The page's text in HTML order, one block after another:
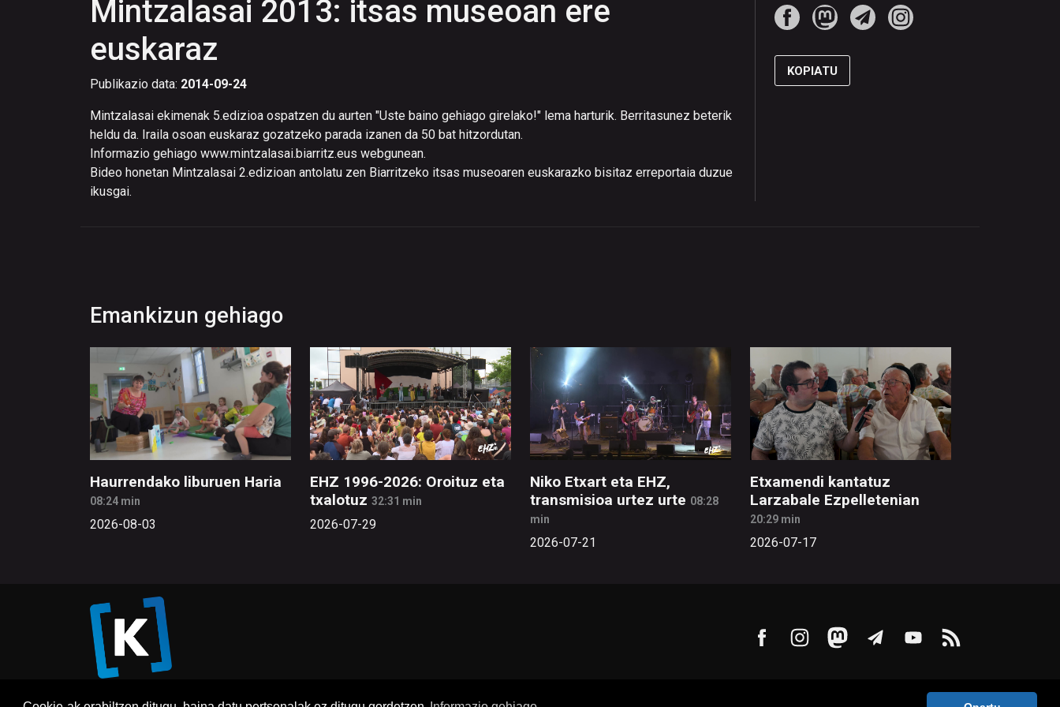
Mintzalasai 2013: itsas museoan ere
euskaraz
Publikazio data: 2014-09-24
Mintzalasai ekimenak 5.edizioa ospatzen du aurten "Uste baino gehiago girelako!" lema harturik. Berritasunez beterik
heldu da. Iraila osoan euskaraz gozatzeko parada izanen da 50 bat hitzordutan.
Informazio gehiago www.mintzalasai.biarritz.eus webgunean.
Bideo honetan Mintzalasai 2.edizioan antolatu zen Biarritzeko itsas museoaren euskarazko bisitaz erreportaia duzue
ikusgai.
KOPIATU
Emankizun gehiago
Haurrendako liburuen Haria
08:24 min
2026-08-03
EHZ 1996-2026: Oroituz eta
txalotuz 32:31 min
2026-07-29
Niko Etxart eta EHZ,
transmisioa urtez urte 08:28
min
2026-07-21
Etxamendi kantatuz
Larzabale Ezpelletenian
20:29 min
2026-07-17